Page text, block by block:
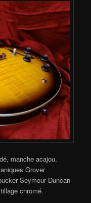
manche acajou,
Grover
Seymour Duncan
chromé.